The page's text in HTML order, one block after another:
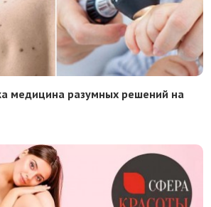
медицина разумных решений на